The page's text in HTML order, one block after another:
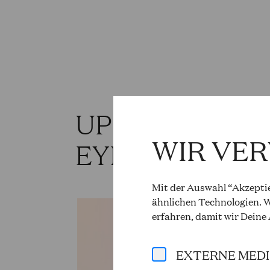
WIR
Mit der Auswahl
ähnlichen Technologien.
erfahren, damit wir
EXTERNE
UPCOMING
EYK KAULY